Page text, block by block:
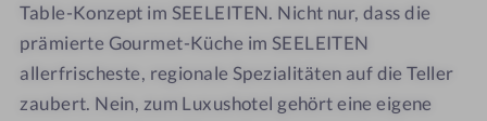
Table-Konzept im SEELEITEN. Nicht nur, dass die
prämierte Gourmet-Küche im SEELEITEN
allerfrischeste, regionale Spezialitäten auf die Teller
zaubert. Nein, zum Luxushotel gehört eine eigene